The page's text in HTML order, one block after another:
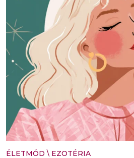
ÉLETMÓD \ EZOTÉRIA